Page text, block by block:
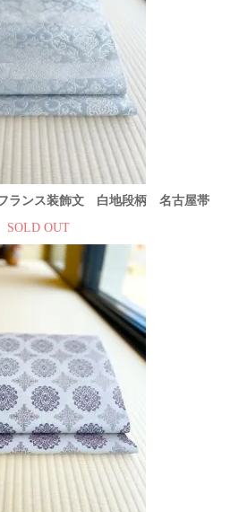
ランス装飾文 白地段柄 名古屋帯
SOLD OUT